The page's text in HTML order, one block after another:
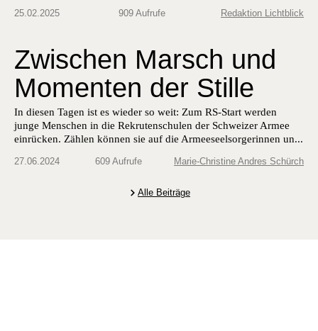
25.02.2025 909 Aufrufe Redaktion Lichtblick
Zwischen Marsch und
Momenten der Stille
In diesen Tagen ist es wieder so weit: Zum RS-Start werden
junge Menschen in die Rekrutenschulen der Schweizer Armee
einrücken. Zählen können sie auf die Armeeseelsorgerinnen un...
27.06.2024 609 Aufrufe Marie-Christine Andres Schürch
Alle Beiträge